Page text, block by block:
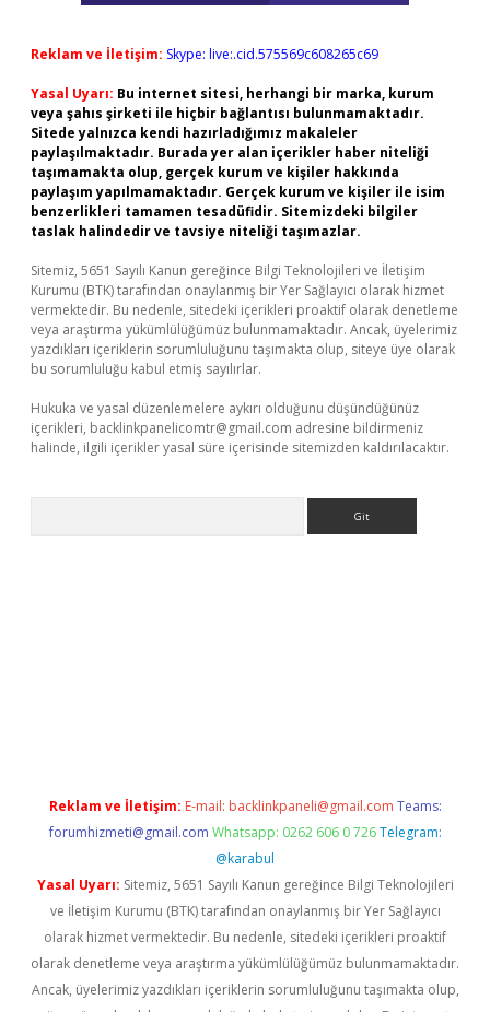
Reklam ve İletişim: Skype: live:.cid.575569c608265c69
Yasal Uyarı: Bu internet sitesi, herhangi bir marka, kurum
veya şahıs şirketi ile hiçbir bağlantısı bulunmamaktadır.
Sitede yalnızca kendi hazırladığımız makaleler
paylaşılmaktadır. Burada yer alan içerikler haber niteliği
taşımamakta olup, gerçek kurum ve kişiler hakkında
paylaşım yapılmamaktadır. Gerçek kurum ve kişiler ile isim
benzerlikleri tamamen tesadüfidir. Sitemizdeki bilgiler
taslak halindedir ve tavsiye niteliği taşımazlar.
Sitemiz, 5651 Sayılı Kanun gereğince Bilgi Teknolojileri ve İletişim
Kurumu (BTK) tarafından onaylanmış bir Yer Sağlayıcı olarak hizmet
vermektedir. Bu nedenle, sitedeki içerikleri proaktif olarak denetleme
veya araştırma yükümlülüğümüz bulunmamaktadır. Ancak, üyelerimiz
yazdıkları içeriklerin sorumluluğunu taşımakta olup, siteye üye olarak
bu sorumluluğu kabul etmiş sayılırlar.
Hukuka ve yasal düzenlemelere aykırı olduğunu düşündüğünüz
içerikleri, backlinkpanelicomtr@gmail.com adresine bildirmeniz
halinde, ilgili içerikler yasal süre içerisinde sitemizden kaldırılacaktır.
Reklam ve İletişim: E-mail: backlinkpaneli@gmail.com Teams:
forumhizmeti@gmail.com Whatsapp: 0262 606 0 726 Telegram:
@karabul
Yasal Uyarı: Sitemiz, 5651 Sayılı Kanun gereğince Bilgi Teknolojileri
ve İletişim Kurumu (BTK) tarafından onaylanmış bir Yer Sağlayıcı
olarak hizmet vermektedir. Bu nedenle, sitedeki içerikleri proaktif
olarak denetleme veya araştırma yükümlülüğümüz bulunmamaktadır.
Ancak, üyelerimiz yazdıkları içeriklerin sorumluluğunu taşımakta olup,